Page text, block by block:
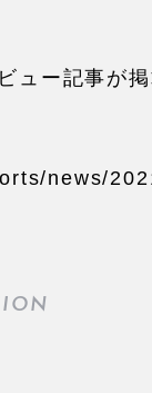
ュー記事が
news/